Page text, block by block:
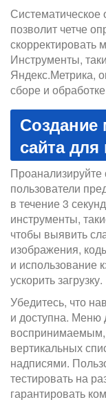
Систематическое
позволит четче
Инструменты,
Яндекс.Метрика,
сборе и
Создание
сайта для
Проанализируйте
пользователи
в течение 3
инструменты,
чтобы выявить
изображения,
и использование
ускорить загрузку.
Убедитесь, что
и доступна. Меню
воспринимаемым,
вертикальных
надписями.
тестировать на
гарантировать